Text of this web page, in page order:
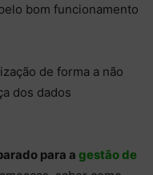
bom funcionamento
de forma a não
dos dados
para a gestão de